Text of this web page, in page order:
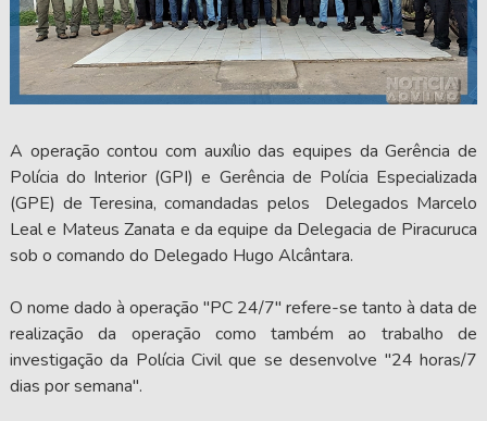
A operação contou com auxílio das equipes da Gerência de
Polícia do Interior (GPI) e Gerência de Polícia Especializada
(GPE) de Teresina, comandadas pelos Delegados Marcelo
Leal e Mateus Zanata e da equipe da Delegacia de Piracuruca
sob o comando do Delegado Hugo Alcântara.
O nome dado à operação "PC 24/7" refere-se tanto à data de
realização da operação como também ao trabalho de
investigação da Polícia Civil que se desenvolve "24 horas/7
dias por semana".